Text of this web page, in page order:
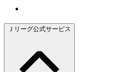
Ｊリーグ公式サービス